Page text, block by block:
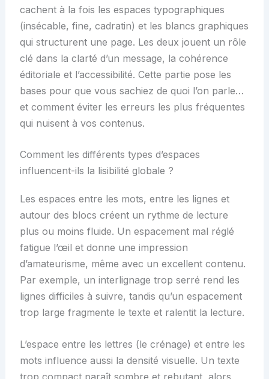
cachent à la fois les espaces typographiques
(insécable, fine, cadratin) et les blancs graphiques
qui structurent une page. Les deux jouent un rôle
clé dans la clarté d’un message, la cohérence
éditoriale et l’accessibilité. Cette partie pose les
bases pour que vous sachiez de quoi l’on parle…
et comment éviter les erreurs les plus fréquentes
qui nuisent à vos contenus.
Comment les différents types d’espaces
influencent-ils la lisibilité globale ?
Les espaces entre les mots, entre les lignes et
autour des blocs créent un rythme de lecture
plus ou moins fluide. Un espacement mal réglé
fatigue l’œil et donne une impression
d’amateurisme, même avec un excellent contenu.
Par exemple, un interlignage trop serré rend les
lignes difficiles à suivre, tandis qu’un espacement
trop large fragmente le texte et ralentit la lecture.
L’espace entre les lettres (le crénage) et entre les
mots influence aussi la densité visuelle. Un texte
trop compact paraît sombre et rebutant, alors